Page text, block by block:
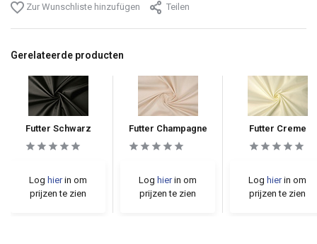
Zur Wunschliste hinzufügen Teilen
Gerelateerde producten
Futter Schwarz
Log hierin om
prijzen te zien
Futter Champagne
Log hierin om
prijzen te zien
Futter Creme
Log hierin om
prijzen te zien